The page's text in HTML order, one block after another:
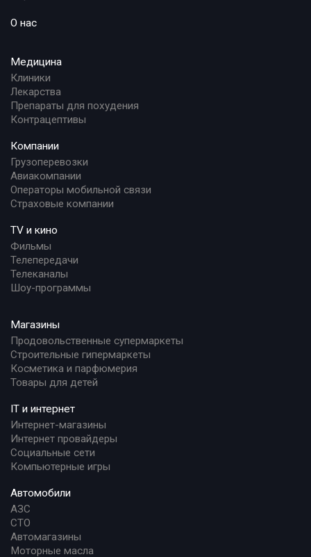
О нас
Медицина
Клиники
Лекарства
Препараты для похудения
Контрацептивы
Компании
Грузоперевозки
Авиакомпании
Операторы мобильной связи
Страховые компании
TV и кино
Фильмы
Телепередачи
Телеканалы
Шоу-программы
Магазины
Продовольственные супермаркеты
Строительные гипермаркеты
Косметика и парфюмерия
Товары для детей
IT и интернет
Интернет-магазины
Интернет провайдеры
Социальные сети
Компьютерные игры
Автомобили
АЗС
СТО
Автомагазины
Моторные масла